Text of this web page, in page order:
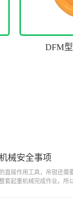
DFM
械安全事项
直接作用工具，吊钳还需
套起重机械完成作业。所